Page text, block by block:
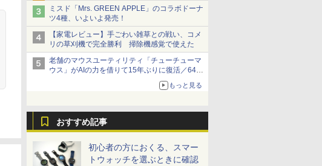
ミスド「Mrs. GREEN APPLE」のコラボドーナ
ツ4種、いよいよ発売！
【家電レビュー】手ごわい雑草との戦い、コメ
リの草刈機で完全勝利 掃除機感覚で使えた
老舗のマウスユーティリティ「チューチューマ
ウス」がAIの力を借りて15年ぶりに復活／64bit
化、Windows 10/11、「Chrome」も走り回
る。復活記念で2026年末まで500円
もっと見る
おすすめ記事
初心者の方におくる、スマー
トウォッチを選ぶときに確認